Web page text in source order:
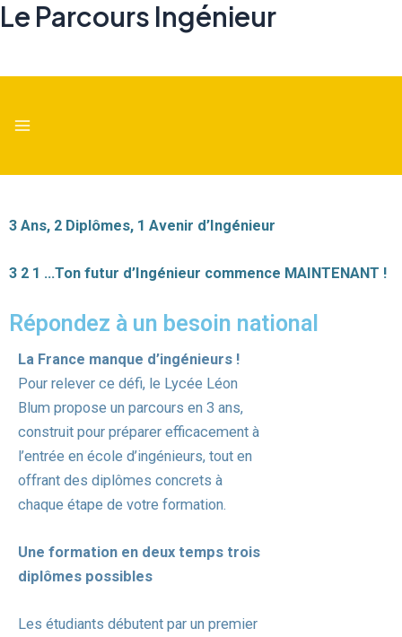
Le Parcours Ingénieur
Aller
Menu
3 Ans, 2 Diplômes, 1 Avenir d’Ingénieur
3 2 1 …Ton futur d’Ingénieur commence MAINTENANT !
Répondez à un besoin national
La France manque d’ingénieurs !
Pour relever ce défi, le Lycée Léon
Blum propose un parcours en 3 ans,
construit pour préparer efficacement à
l’entrée en école d’ingénieurs, tout en
offrant des diplômes concrets à
chaque étape de votre formation.
Une formation en deux temps trois
diplômes possibles
Les étudiants débutent par un premier